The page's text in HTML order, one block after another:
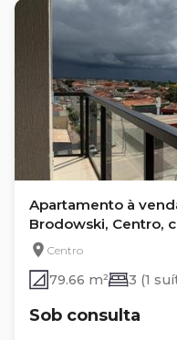
Apartamento à
Brodowski, Centro,
Centro
79.66 m² 3 (1
Sob consulta